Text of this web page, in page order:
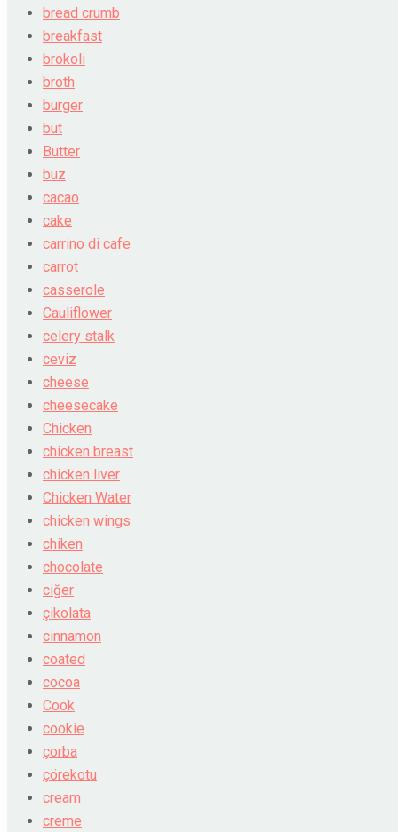
bread crumb
breakfast
brokoli
broth
burger
but
Butter
buz
cacao
cake
carrino di cafe
carrot
casserole
Cauliflower
celery stalk
ceviz
cheese
cheesecake
Chicken
chicken breast
chicken liver
Chicken Water
chicken wings
chiken
chocolate
ciğer
çikolata
cinnamon
coated
cocoa
Cook
cookie
çorba
çörekotu
cream
creme